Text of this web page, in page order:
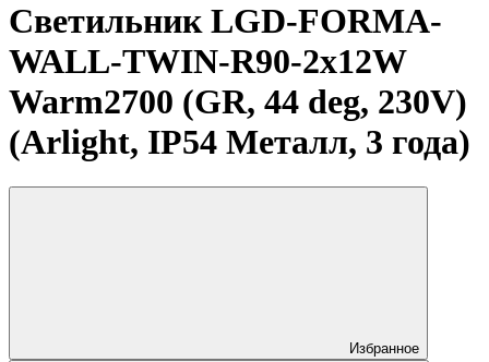
Светильник LGD-FORMA-
WALL-TWIN-R90-2x12W
Warm2700 (GR, 44 deg, 230V)
(Arlight, IP54 Металл, 3 года)
Избранное